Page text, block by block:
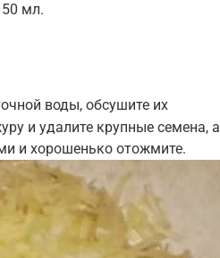
мл.
воды, обсушите их
и удалите крупные семена, а
и хорошенько отожмите.